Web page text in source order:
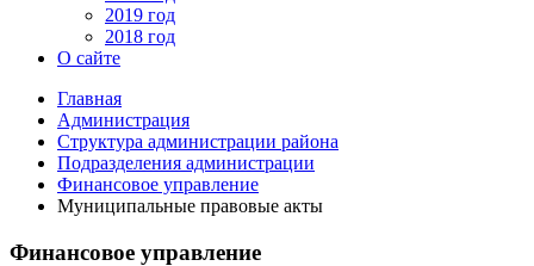
2019 год
2018 год
О сайте
Главная
Администрация
Структура администрации района
Подразделения администрации
Финансовое управление
Муниципальные правовые акты
Финансовое управление